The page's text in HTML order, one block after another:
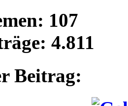
107
4.811
Beitrag: